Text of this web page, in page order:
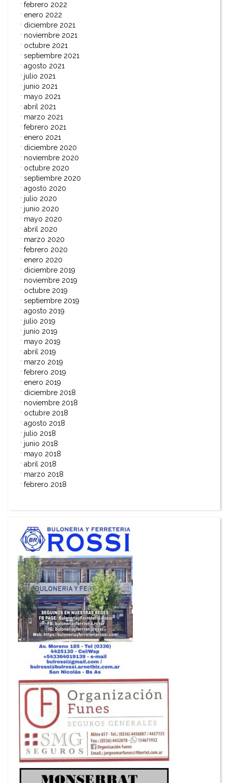
febrero 2022
enero 2022
diciembre 2021
noviembre 2021
octubre 2021
septiembre 2021
agosto 2021
julio 2021
junio 2021
mayo 2021
abril 2021
marzo 2021
febrero 2021
enero 2021
diciembre 2020
noviembre 2020
octubre 2020
septiembre 2020
agosto 2020
julio 2020
junio 2020
mayo 2020
abril 2020
marzo 2020
febrero 2020
enero 2020
diciembre 2019
noviembre 2019
octubre 2019
septiembre 2019
agosto 2019
julio 2019
junio 2019
mayo 2019
abril 2019
marzo 2019
febrero 2019
enero 2019
diciembre 2018
noviembre 2018
octubre 2018
agosto 2018
julio 2018
junio 2018
mayo 2018
abril 2018
marzo 2018
febrero 2018